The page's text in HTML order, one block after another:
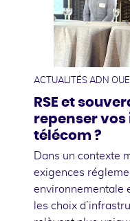
ACTUALITÉS ADN
RSE et
repenser
télécom ?
Dans un contexte
exigences
environnementale
les choix